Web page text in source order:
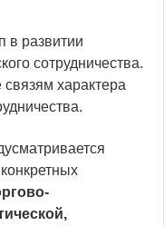
в развитии
сотрудничества.
характера